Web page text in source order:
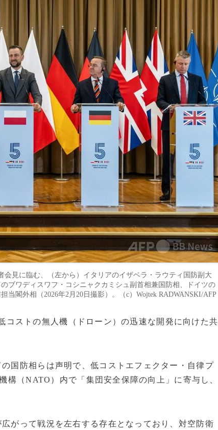
見に臨む、（左から）イタリアのイザベラ・ラウティ国防副大
ブワディスワフ・コシニャクカミシュ副首相兼国防相、ドイツの
閣外相（2026年2月20日撮影）。（c）Wojtek RADWANSKI/AFP
コストの無人機（ドローン）の迅速な開発に向けた共
国防相らは声明で、低コストエフェクター・自律プ
（NATO）内で「集団安全保障の向上」に寄与し、
がって戦況を左右する存在となっており、対空防衛